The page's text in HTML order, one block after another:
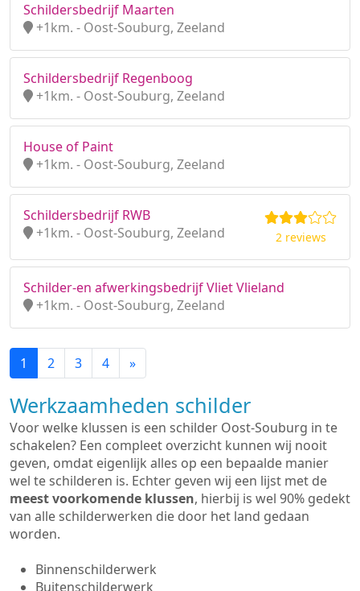
Schildersbedrijf Maarten
+1km. - Oost-Souburg, Zeeland
Schildersbedrijf Regenboog
+1km. - Oost-Souburg, Zeeland
House of Paint
+1km. - Oost-Souburg, Zeeland
Schildersbedrijf RWB
+1km. - Oost-Souburg, Zeeland
2 reviews
Schilder-en afwerkingsbedrijf Vliet Vlieland
+1km. - Oost-Souburg, Zeeland
1 2 3 4 »
Werkzaamheden schilder
Voor welke klussen is een schilder Oost-Souburg in te
schakelen? Een compleet overzicht kunnen wij nooit
geven, omdat eigenlijk alles op een bepaalde manier
wel te schilderen is. Echter geven wij een lijst met de
meest voorkomende klussen, hierbij is wel 90% gedekt
van alle schilderwerken die door het land gedaan
worden.
Binnenschilderwerk
Buitenschilderwerk